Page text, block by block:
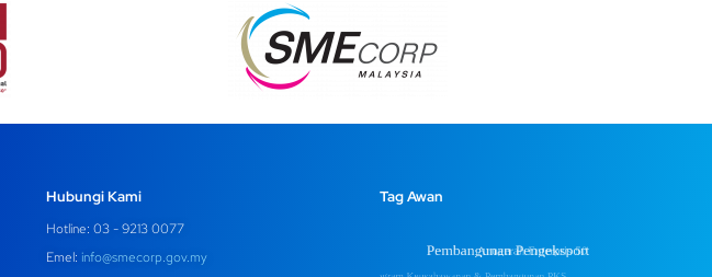
Hubungi Kami
Hotline: 03 - 9213 0077
Emel: info@smecorp.gov.my
Tag Awan